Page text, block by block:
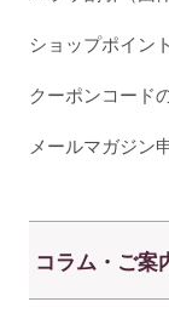
ショップポイン
クーポンコード
メールマガジン
コラム・ご案